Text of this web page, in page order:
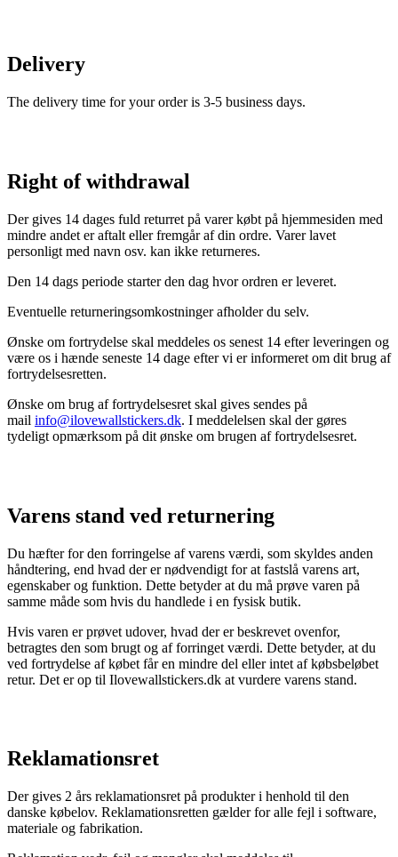
Delivery
The delivery time for your order is 3-5 business days.
Right of withdrawal
Der gives 14 dages fuld returret på varer købt på hjemmesiden med
mindre andet er aftalt eller fremgår af din ordre. Varer lavet
personligt med navn osv. kan ikke returneres.
Den 14 dags periode starter den dag hvor ordren er leveret.
Eventuelle returneringsomkostninger afholder du selv.
Ønske om fortrydelse skal meddeles os senest 14 efter leveringen og
være os i hænde seneste 14 dage efter vi er informeret om dit brug af
fortrydelsesretten.
Ønske om brug af fortrydelsesret skal gives sendes på
mail info@ilovewallstickers.dk. I meddelelsen skal der gøres
tydeligt opmærksom på dit ønske om brugen af fortrydelsesret.
Varens stand ved returnering
Du hæfter for den forringelse af varens værdi, som skyldes anden
håndtering, end hvad der er nødvendigt for at fastslå varens art,
egenskaber og funktion. Dette betyder at du må prøve varen på
samme måde som hvis du handlede i en fysisk butik.
Hvis varen er prøvet udover, hvad der er beskrevet ovenfor,
betragtes den som brugt og af forringet værdi. Dette betyder, at du
ved fortrydelse af købet får en mindre del eller intet af købsbeløbet
retur. Det er op til Ilovewallstickers.dk at vurdere varens stand.
Reklamationsret
Der gives 2 års reklamationsret på produkter i henhold til den
danske købelov. Reklamationsretten gælder for alle fejl i software,
materiale og fabrikation.